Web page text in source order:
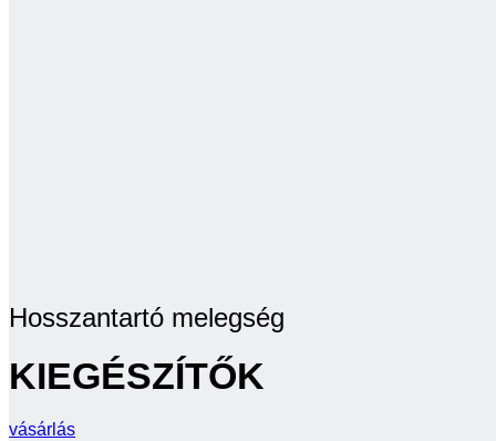
Hosszantartó melegség
KIEGÉSZÍTŐK
vásárlás